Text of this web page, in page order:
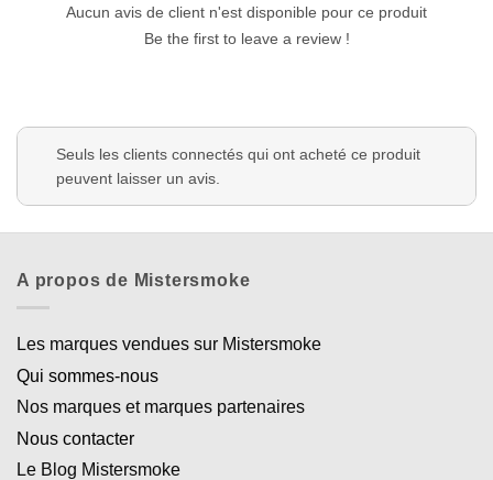
Aucun avis de client n'est disponible pour ce produit
Be the first to leave a review !
Seuls les clients connectés qui ont acheté ce produit
peuvent laisser un avis.
A propos de Mistersmoke
Les marques vendues sur Mistersmoke
Qui sommes-nous
Nos marques et marques partenaires
Nous contacter
Le Blog Mistersmoke